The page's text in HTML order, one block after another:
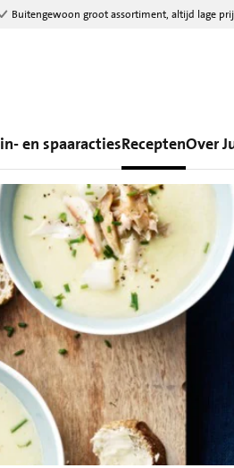
Buitengewoon groot assortiment, altijd lage
en spaaractiesReceptenOver